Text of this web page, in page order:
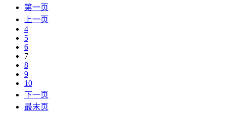
第一页
上一页
4
5
6
7
8
9
10
下一页
最末页